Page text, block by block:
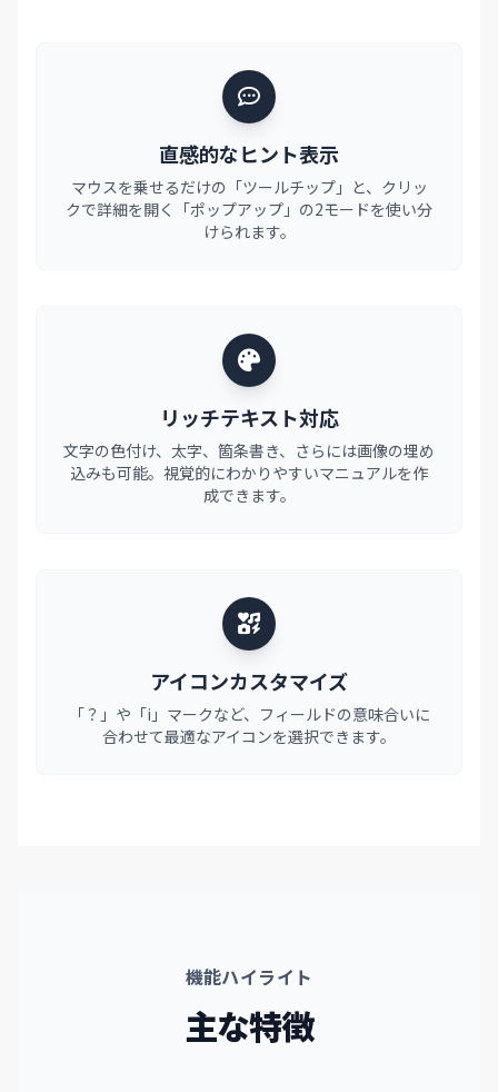
直感的なヒント表示
マウスを乗せるだけの「ツールチップ」と、クリッ
クで詳細を開く「ポップアップ」の2モードを使い分
けられます。
リッチテキスト対応
文字の色付け、太字、箇条書き、さらには画像の埋め
込みも可能。視覚的にわかりやすいマニュアルを作
成できます。
アイコンカスタマイズ
「？」や「i」マークなど、フィールドの意味合いに
合わせて最適なアイコンを選択できます。
機能ハイライト
主な特徴